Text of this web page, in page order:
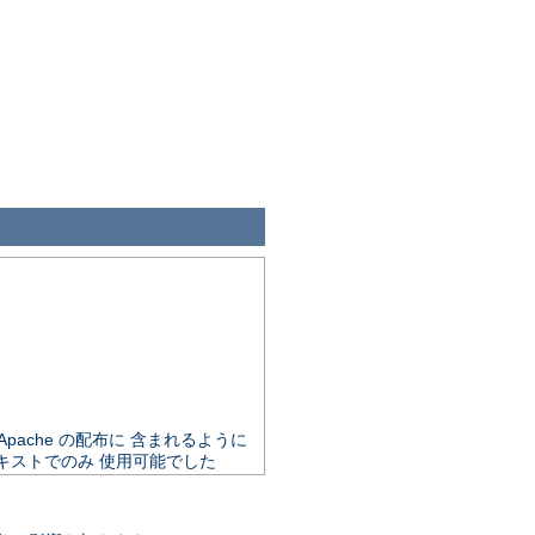
の配布に 含まれるように
ストでのみ 使用可能でした